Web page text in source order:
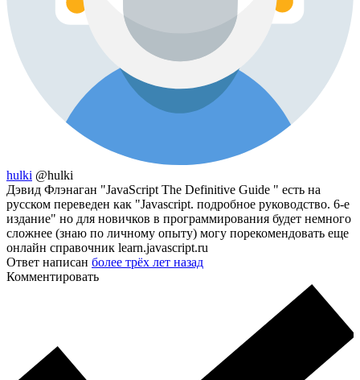
hulki @hulki
Дэвид Флэнаган "JavaScript The Definitive Guide " есть на
русском переведен как "Javascript. подробное руководство. 6-е
издание" но для новичков в программирования будет немного
сложнее (знаю по личному опыту) могу порекомендовать еще
онлайн справочник learn.javascript.ru
Ответ написан более трёх лет назад
Комментировать